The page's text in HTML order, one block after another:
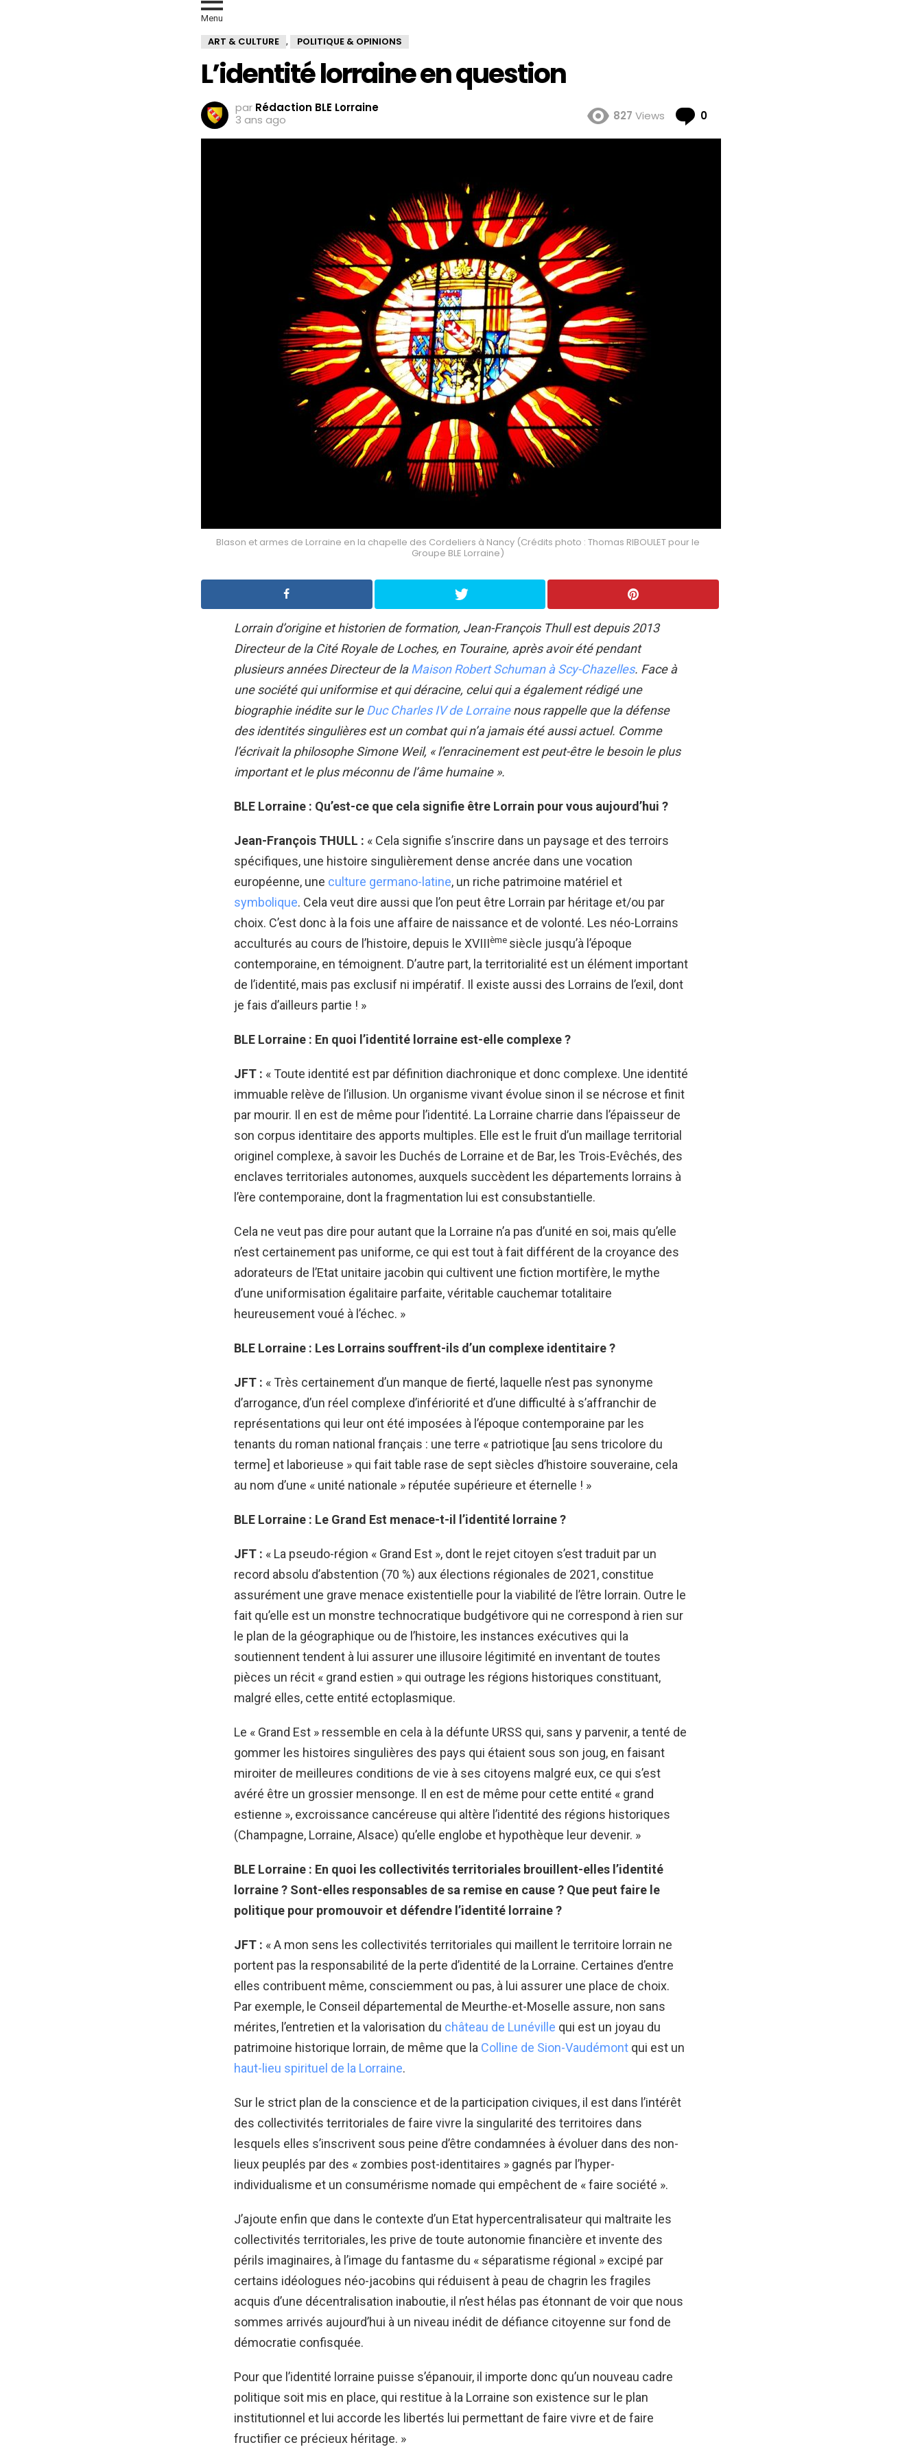
Menu
ART & CULTURE , POLITIQUE & OPINIONS
L’identité lorraine en question
par Rédaction BLE Lorraine
3 ans ago
827 Views 0
Blason et armes de Lorraine en la chapelle des Cordeliers à Nancy (Crédits photo : Thomas RIBOULET pour le
Groupe BLE Lorraine)
Lorrain d’origine et historien de formation, Jean-François Thull est depuis 2013
Directeur de la Cité Royale de Loches, en Touraine, après avoir été pendant
plusieurs années Directeur de laMaison Robert Schuman à Scy-Chazelles. Face à
une société qui uniformise et qui déracine, celui qui a également rédigé une
biographie inédite sur leDuc Charles IV de Lorrainenous rappelle que la défense
des identités singulières est un combat qui n’a jamais été aussi actuel. Comme
l’écrivait la philosophe Simone Weil, « l’enracinement est peut-être le besoin le plus
important et le plus méconnu de l’âme humaine ».
BLE Lorraine : Qu’est-ce que cela signifie être Lorrain pour vous aujourd’hui ?
Jean-François THULL : « Cela signifie s’inscrire dans un paysage et des terroirs
spécifiques, une histoire singulièrement dense ancrée dans une vocation
européenne, une culture germano-latine, un riche patrimoine matériel et
symbolique. Cela veut dire aussi que l’on peut être Lorrain par héritage et/ou par
choix. C’est donc à la fois une affaire de naissance et de volonté. Les néo-Lorrains
acculturés au cours de l’histoire, depuis le XVIIIème siècle jusqu’à l’époque
contemporaine, en témoignent. D’autre part, la territorialité est un élément important
de l’identité, mais pas exclusif ni impératif. Il existe aussi des Lorrains de l’exil, dont
je fais d’ailleurs partie ! »
BLE Lorraine : En quoi l’identité lorraine est-elle complexe ?
JFT : « Toute identité est par définition diachronique et donc complexe. Une identité
immuable relève de l’illusion. Un organisme vivant évolue sinon il se nécrose et finit
par mourir. Il en est de même pour l’identité. La Lorraine charrie dans l’épaisseur de
son corpus identitaire des apports multiples. Elle est le fruit d’un maillage territorial
originel complexe, à savoir les Duchés de Lorraine et de Bar, les Trois-Evêchés, des
enclaves territoriales autonomes, auxquels succèdent les départements lorrains à
l’ère contemporaine, dont la fragmentation lui est consubstantielle.
Cela ne veut pas dire pour autant que la Lorraine n’a pas d’unité en soi, mais qu’elle
n’est certainement pas uniforme, ce qui est tout à fait différent de la croyance des
adorateurs de l’Etat unitaire jacobin qui cultivent une fiction mortifère, le mythe
d’une uniformisation égalitaire parfaite, véritable cauchemar totalitaire
heureusement voué à l’échec. »
BLE Lorraine : Les Lorrains souffrent-ils d’un complexe identitaire ?
JFT : « Très certainement d’un manque de fierté, laquelle n’est pas synonyme
d’arrogance, d’un réel complexe d’infériorité et d’une difficulté à s’affranchir de
représentations qui leur ont été imposées à l’époque contemporaine par les
tenants du roman national français : une terre « patriotique [au sens tricolore du
terme] et laborieuse » qui fait table rase de sept siècles d’histoire souveraine, cela
au nom d’une « unité nationale » réputée supérieure et éternelle ! »
BLE Lorraine : Le Grand Est menace-t-il l’identité lorraine ?
JFT : « La pseudo-région « Grand Est », dont le rejet citoyen s’est traduit par un
record absolu d’abstention (70 %) aux élections régionales de 2021, constitue
assurément une grave menace existentielle pour la viabilité de l’être lorrain. Outre le
fait qu’elle est un monstre technocratique budgétivore qui ne correspond à rien sur
le plan de la géographique ou de l’histoire, les instances exécutives qui la
soutiennent tendent à lui assurer une illusoire légitimité en inventant de toutes
pièces un récit « grand estien » qui outrage les régions historiques constituant,
malgré elles, cette entité ectoplasmique.
Le « Grand Est » ressemble en cela à la défunte URSS qui, sans y parvenir, a tenté de
gommer les histoires singulières des pays qui étaient sous son joug, en faisant
miroiter de meilleures conditions de vie à ses citoyens malgré eux, ce qui s’est
avéré être un grossier mensonge. Il en est de même pour cette entité « grand
estienne », excroissance cancéreuse qui altère l’identité des régions historiques
(Champagne, Lorraine, Alsace) qu’elle englobe et hypothèque leur devenir. »
BLE Lorraine : En quoi les collectivités territoriales brouillent-elles l’identité
lorraine ? Sont-elles responsables de sa remise en cause ? Que peut faire le
politique pour promouvoir et défendre l’identité lorraine ?
JFT : « A mon sens les collectivités territoriales qui maillent le territoire lorrain ne
portent pas la responsabilité de la perte d’identité de la Lorraine. Certaines d’entre
elles contribuent même, consciemment ou pas, à lui assurer une place de choix.
Par exemple, le Conseil départemental de Meurthe-et-Moselle assure, non sans
mérites, l’entretien et la valorisation du château de Lunéville qui est un joyau du
patrimoine historique lorrain, de même que la Colline de Sion-Vaudémont qui est un
haut-lieu spirituel de la Lorraine.
Sur le strict plan de la conscience et de la participation civiques, il est dans l’intérêt
des collectivités territoriales de faire vivre la singularité des territoires dans
lesquels elles s’inscrivent sous peine d’être condamnées à évoluer dans des non-
lieux peuplés par des « zombies post-identitaires » gagnés par l’hyper-
individualisme et un consumérisme nomade qui empêchent de « faire société ».
J’ajoute enfin que dans le contexte d’un Etat hypercentralisateur qui maltraite les
collectivités territoriales, les prive de toute autonomie financière et invente des
périls imaginaires, à l’image du fantasme du « séparatisme régional » excipé par
certains idéologues néo-jacobins qui réduisent à peau de chagrin les fragiles
acquis d’une décentralisation inaboutie, il n’est hélas pas étonnant de voir que nous
sommes arrivés aujourd’hui à un niveau inédit de défiance citoyenne sur fond de
démocratie confisquée.
Pour que l’identité lorraine puisse s’épanouir, il importe donc qu’un nouveau cadre
politique soit mis en place, qui restitue à la Lorraine son existence sur le plan
institutionnel et lui accorde les libertés lui permettant de faire vivre et de faire
fructifier ce précieux héritage. »